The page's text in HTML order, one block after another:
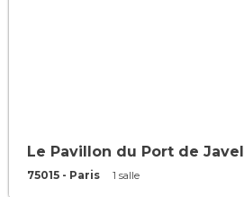
Le Pavillon du Port de Javel
75015 - Paris 1 salle